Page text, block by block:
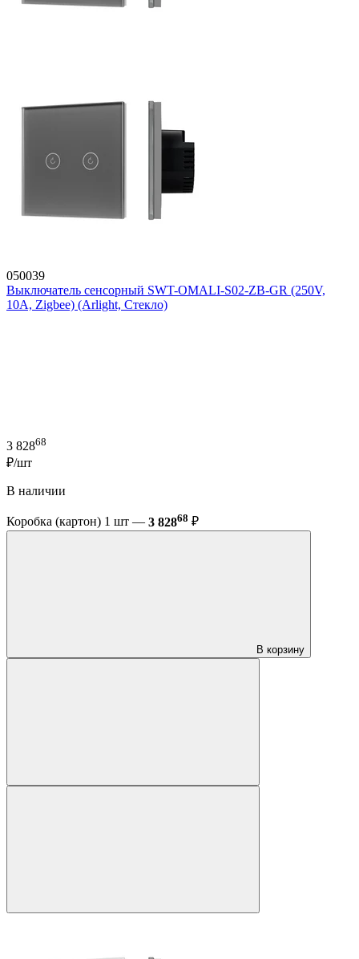
050039
Выключатель сенсорный SWT-OMALI-S02-ZB-GR (250V,
10A, Zigbee) (Arlight, Стекло)
3 82868
₽/шт
В наличии
Коробка (картон) 1 шт — 3 82868 ₽
В корзину